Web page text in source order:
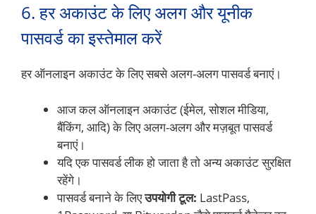
6. हर अकाउंट के लिए अलग और यूनीक
पासवर्ड का इस्तेमाल करें
हर ऑनलाइन अकाउंट के लिए सबसे अलग-अलग पासवर्ड बनाएं।
आज कल ऑनलाइन अकाउंट (ईमेल, सोशल मीडिया,
बैंकिंग, आदि) के लिए अलग-अलग और मज़बूत पासवर्ड
बनाएं।
यदि एक पासवर्ड लीक हो जाता है तो अन्य अकाउंट सुरक्षित
रहेंगे।
पासवर्ड बनाने के लिएउपयोगी टूल: LastPass,